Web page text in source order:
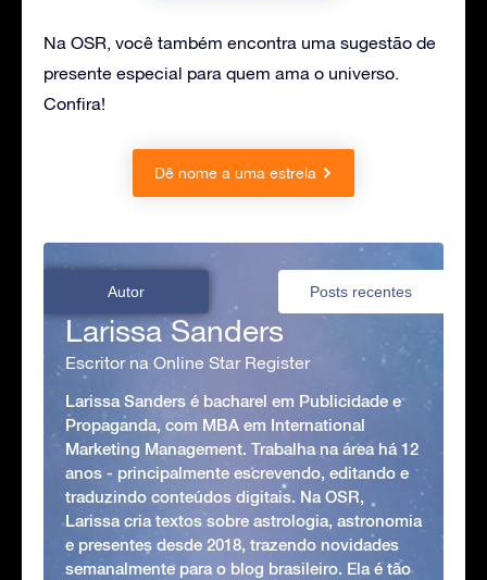
Na OSR, você também encontra uma sugestão de
presente especial para quem ama o universo.
Confira!
Dê nome a uma estrela
Autor Posts recentes
Larissa Sanders
Escritor na Online Star Register
Larissa Sanders é bacharel em Publicidade e
Propaganda, com MBA em International
Marketing Management. Trabalha na área há 12
anos - principalmente escrevendo, editando e
traduzindo conteúdos digitais. Na OSR,
Larissa cria textos sobre astrologia, astronomia
e presentes desde 2018, trazendo novidades
semanalmente para o blog brasileiro. Ela é tão